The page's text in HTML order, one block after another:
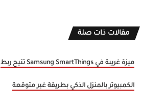
مقالات ذات صلة
ميزة غريبة في Samsung SmartThings تتيح ربط
الكمبيوتر بالمنزل الذكي بطريقة غير متوقعة